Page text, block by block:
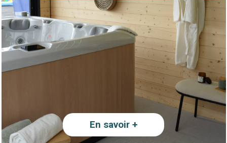
En savoir +